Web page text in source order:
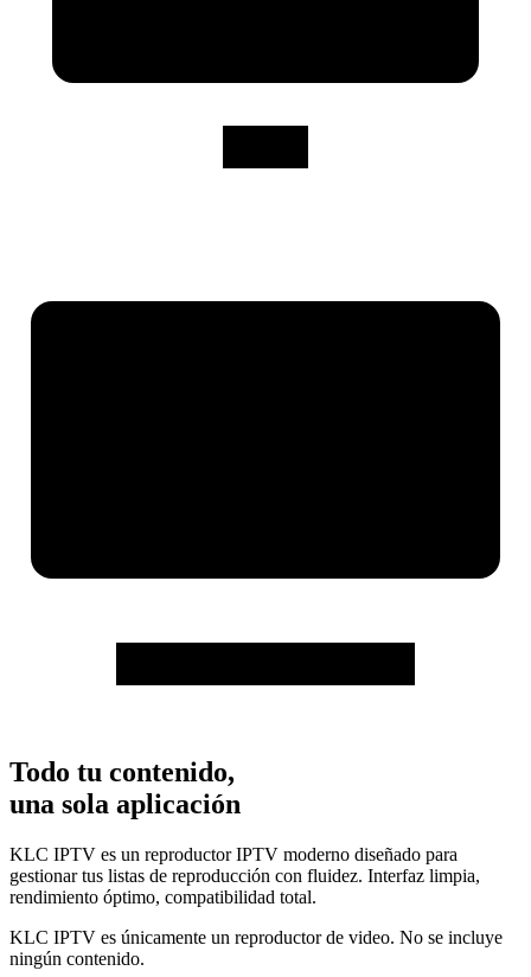
Todo tu contenido,
una sola aplicación
KLC IPTV es un reproductor IPTV moderno diseñado para
gestionar tus listas de reproducción con fluidez. Interfaz limpia,
rendimiento óptimo, compatibilidad total.
KLC IPTV es únicamente un reproductor de video. No se incluye
ningún contenido.